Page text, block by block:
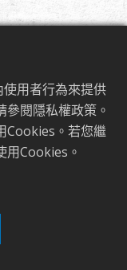
Tan)
品！
用者行為來提供
閱隱私權政策。
Cookies。若您繼
用Cookies。